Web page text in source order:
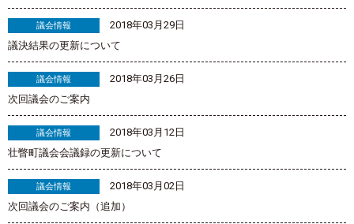
議会情報
2018年03月29日
議決結果の更新について
議会情報
2018年03月26日
次回議会のご案内
議会情報
2018年03月12日
壮瞥町議会会議録の更新について
議会情報
2018年03月02日
次回議会のご案内（追加）